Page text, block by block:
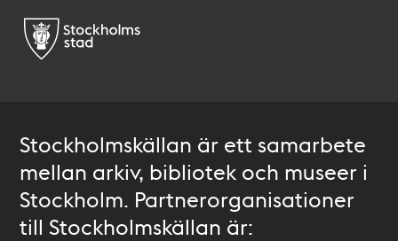
Stockholmskällan är ett samarbete
mellan arkiv, bibliotek och museer i
Stockholm. Partnerorganisationer
till Stockholmskällan är: